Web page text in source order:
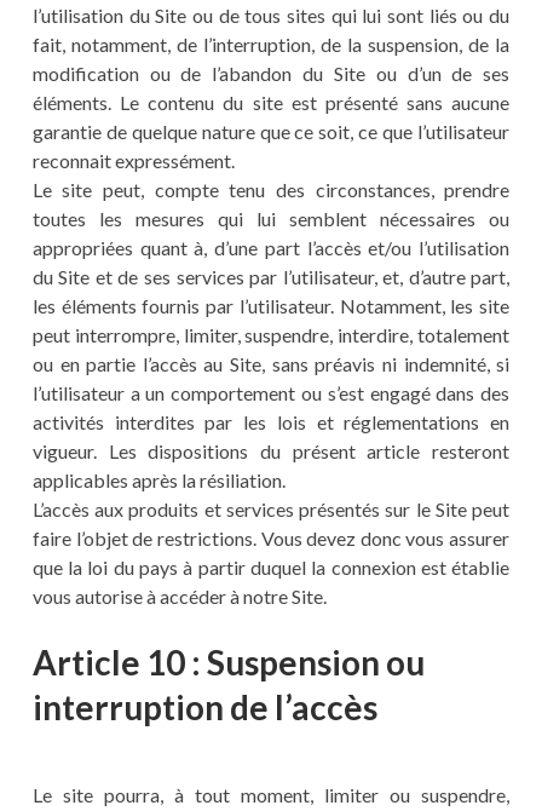
l’utilisation du Site ou de tous sites qui lui sont liés ou du
fait, notamment, de l’interruption, de la suspension, de la
modification ou de l’abandon du Site ou d’un de ses
éléments. Le contenu du site est présenté sans aucune
garantie de quelque nature que ce soit, ce que l’utilisateur
reconnait expressément.
Le site peut, compte tenu des circonstances, prendre
toutes les mesures qui lui semblent nécessaires ou
appropriées quant à, d’une part l’accès et/ou l’utilisation
du Site et de ses services par l’utilisateur, et, d’autre part,
les éléments fournis par l’utilisateur. Notamment, les site
peut interrompre, limiter, suspendre, interdire, totalement
ou en partie l’accès au Site, sans préavis ni indemnité, si
l’utilisateur a un comportement ou s’est engagé dans des
activités interdites par les lois et réglementations en
vigueur. Les dispositions du présent article resteront
applicables après la résiliation.
L’accès aux produits et services présentés sur le Site peut
faire l’objet de restrictions. Vous devez donc vous assurer
que la loi du pays à partir duquel la connexion est établie
vous autorise à accéder à notre Site.
Article 10 : Suspension ou
interruption de l’accès
Le site pourra, à tout moment, limiter ou suspendre,